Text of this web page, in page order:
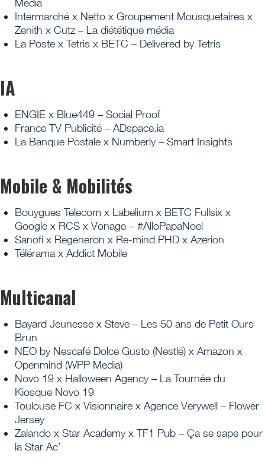
Media
Intermarché x Netto x Groupement Mousquetaires x
Zenith x Cutz – La diététique média
La Poste x Tetris x BETC – Delivered by Tetris
IA
ENGIE x Blue449 – Social Proof
France TV Publicité – ADspace.ia
La Banque Postale x Numberly – Smart Insights
Mobile & Mobilités
Bouygues Telecom x Labelium x BETC Fullsix x
Google x RCS x Vonage – #AlloPapaNoel
Sanofi x Regeneron x Re-mind PHD x Azerion
Télérama x Addict Mobile
Multicanal
Bayard Jeunesse x Steve – Les 50 ans de Petit Ours
Brun
NEO by Nescafé Dolce Gusto (Nestlé) x Amazon x
Openmind (WPP Media)
Novo 19 x Halloween Agency – La Tournée du
Kiosque Novo 19
Toulouse FC x Visionnaire x Agence Verywell – Flower
Jersey
Zalando x Star Academy x TF1 Pub – Ça se sape pour
la Star Ac’